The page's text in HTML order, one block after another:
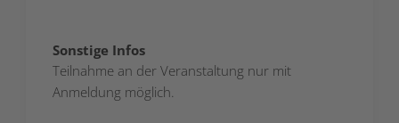
Sonstige Infos
Teilnahme an der Veranstaltung nur mit
Anmeldung möglich.